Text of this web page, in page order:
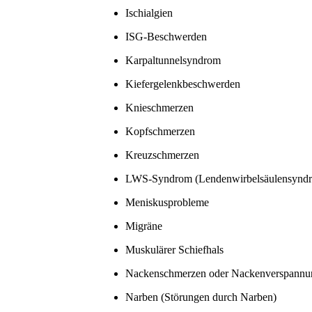
Ischialgien
ISG-Beschwerden
Karpaltunnelsyndrom
Kiefergelenkbeschwerden
Knieschmerzen
Kopfschmerzen
Kreuzschmerzen
LWS-Syndrom
Meniskusprobleme
Migräne
Muskulärer Schiefhals
Nackenschmerzen oder
Narben (Störungen durch Narben)